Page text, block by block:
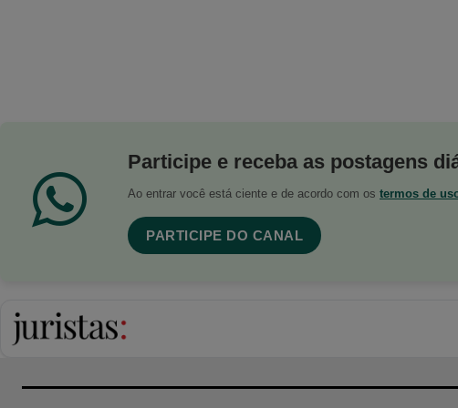
Participe e receba as postagens
Ao entrar você está ciente e de acordo com os termos de
PARTICIPE DO CANAL